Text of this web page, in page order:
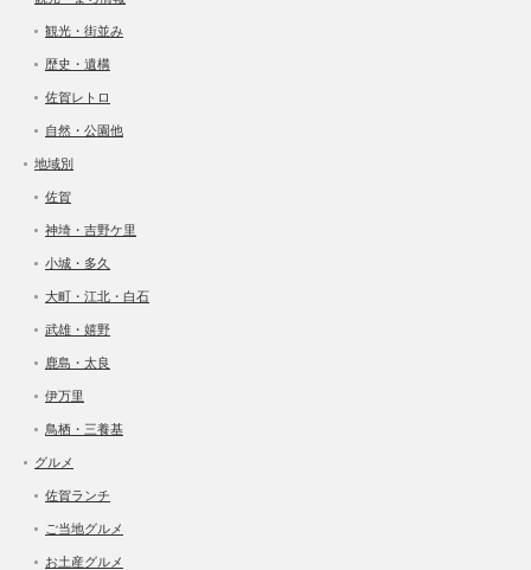
観光・街並み
歴史・遺構
佐賀レトロ
自然・公園他
地域別
佐賀
神埼・吉野ケ里
小城・多久
大町・江北・白石
武雄・嬉野
鹿島・太良
伊万里
鳥栖・三養基
グルメ
佐賀ランチ
ご当地グルメ
お土産グルメ